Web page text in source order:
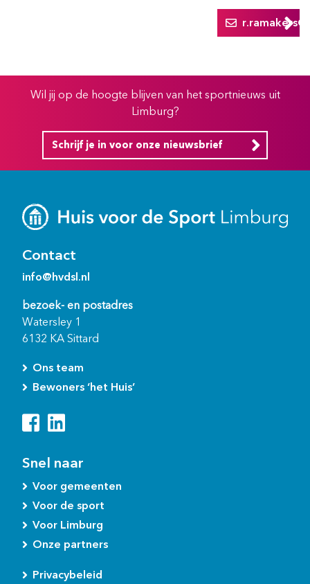
Wil jij op de hoogte blijven van het sportnieuws uit
Limburg?
Schrijf je in voor onze nieuwsbrief
Contact
info@hvdsl.nl
bezoek- en postadres
Watersley 1
6132 KA Sittard
Ons team
Bewoners ‘het Huis’
Snel naar
Voor gemeenten
Voor de sport
Voor Limburg
Onze partners
Privacybeleid